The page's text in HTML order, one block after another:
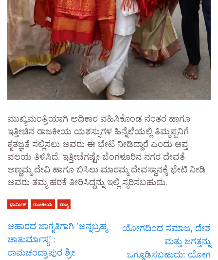
ಮುಖ್ಯಮಂತ್ರಿಯಾಗಿ ಅಧಿಕಾರ ವಹಿಸಿಕೊಂಡ ನಂತರ ಹಾಗೂ
ಇತ್ತೀಚಿನ ರಾಜಕೀಯ ಯಶಸ್ಸುಗಳ ಹಿನ್ನೆಲೆಯಲ್ಲಿ ತಿಮ್ಮಪ್ಪನಿಗೆ
ಕೃತಜ್ಞತೆ ಸಲ್ಲಿಸಲು ಅವರು ಈ ಭೇಟಿ ನೀಡಿದ್ದಾರೆ ಎಂದು ಆಪ್ತ
ವಲಯ ತಿಳಿಸಿದೆ. ಇತ್ತೀಚೆಗಷ್ಟೇ ಬೆಂಗಳೂರಿನ ನಗರ ದೇವತೆ
ಅಣ್ಣಮ್ಮ ದೇವಿ ಹಾಗೂ ಬಿಸಿಲು ಮಾರಮ್ಮ ದೇವಸ್ಥಾನಕ್ಕೆ ಭೇಟಿ ನೀಡಿ
ಅವರು ತಮ್ಮ ಹರಕೆ ತೀರಿಸಿದ್ದನ್ನು ಇಲ್ಲಿ ಸ್ಮರಿಸಬಹುದು.
ಧಾರ್ಮಿಕ ರಾಜಕೀಯ ರಾಜ್ಯ
ಆಹಾರದ ಜಾಗೃತಿಗಾಗಿ ‘ಅನ್ನಬ್ರಹ್ಮ
ಚಾತುರ್ಮಾಸ್ಯ’ :
ರಾಮಚಂದ್ರಾಪುರ ಶ್ರೀ
ಯೋಗದಿಂದ ಸಮಾಜ, ದೇಶ
ಮತ್ತು ಜಗತ್ತನ್ನು
ಒಗ್ಗೂಡಿಸಬಹುದು: ಯೋಗ